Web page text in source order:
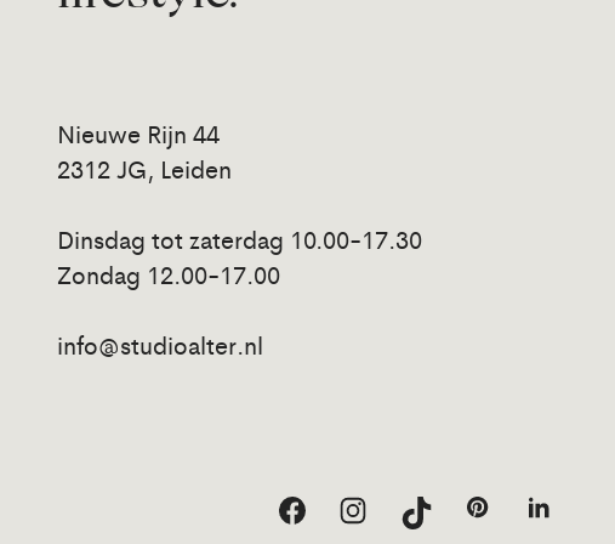
Nieuwe Rijn 44
2312 JG, Leiden
Dinsdag tot zaterdag 10.00-17.30
Zondag 12.00-17.00
info@studioalter.nl